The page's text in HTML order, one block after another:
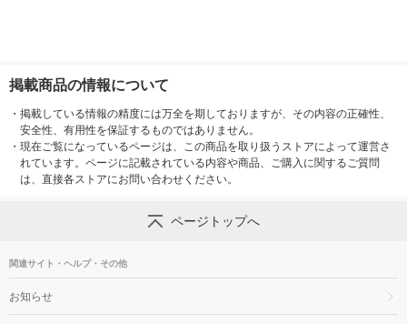
掲載商品の情報について
・ 掲載している情報の精度には万全を期しておりますが、その内容の正確性、
安全性、有用性を保証するものではありません。
・ 現在ご覧になっているページは、この商品を取り扱うストアによって運営さ
れています。ページに記載されている内容や商品、ご購入に関するご質問
は、直接各ストアにお問い合わせください。
ページトップへ
関連サイト・ヘルプ・その他
お知らせ